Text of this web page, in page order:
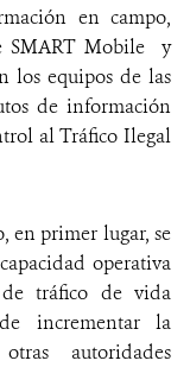
en campo,
SMART Mobile y
los equipos de las
de información
al Tráfico Ilegal
en primer lugar, se
operativa
tráfico de vida
incrementar la
autoridades